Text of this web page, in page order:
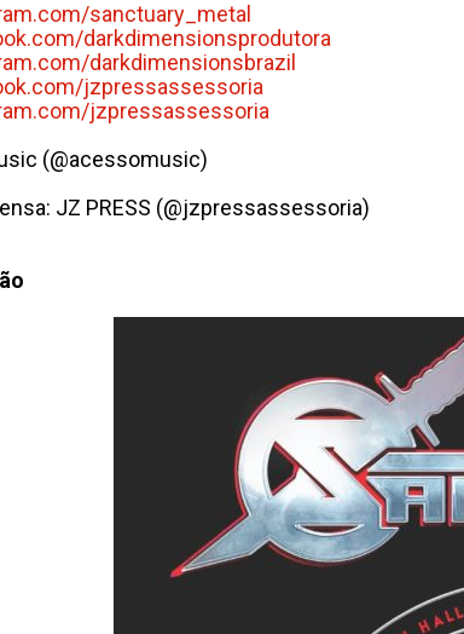
sanctuary_metal
darkdimensionsprodutora
darkdimensionsbrazil
jzpressassessoria
jzpressassessoria
(@acessomusic)
JZ PRESS (@jzpressassessoria)